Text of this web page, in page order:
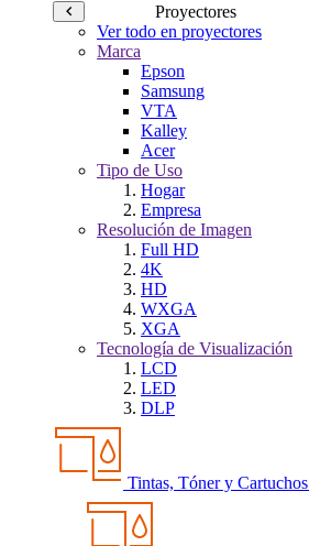
Proyectores
Ver todo en proyectores
Marca
Epson
Samsung
VTA
Kalley
Acer
Tipo de Uso
Hogar
Empresa
Resolución de Imagen
Full HD
4K
HD
WXGA
XGA
Tecnología de Visualización
LCD
LED
DLP
Tintas, Tóner y Cartuchos